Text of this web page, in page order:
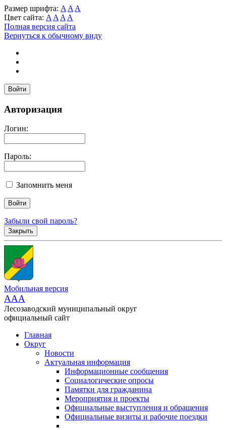
Размер шрифта: A A A
Цвет сайта: A A A A
Полная версия сайта
Вернуться к обычному виду
Войти
Авторизация
Логин:
Пароль:
Запомнить меня
Забыли свой пароль?
Закрыть
Мобильная версия
AAA
Лесозаводский муниципальный округ
официальный сайт
Главная
Округ
Новости
Актуальная информация
Информационные сообщения
Социалогические опросы
Памятки для гражданина
Мероприятия и проекты
Официальные выступления и обращения
Официальные визиты и рабочие поездки